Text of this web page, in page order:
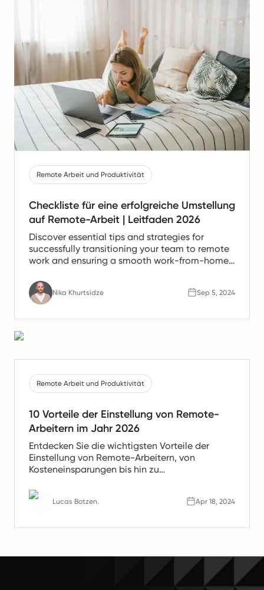
Remote Arbeit und Produktivität
Checkliste für eine erfolgreiche Umstellung
auf Remote-Arbeit | Leitfaden 2026
Discover essential tips and strategies for
successfully transitioning your team to remote
work and ensuring a smooth work-from-home
Nika Khurtsidze Sep 5, 2024
Remote Arbeit und Produktivität
10 Vorteile der Einstellung von Remote-
Arbeitern im Jahr 2026
Entdecken Sie die wichtigsten Vorteile der
Einstellung von Remote-Arbeitern, von
Kosteneinsparungen bis hin zu
Remote-Teams die Zukunft der Arbeit sind.
Lucas Botzen. Apr 18, 2024